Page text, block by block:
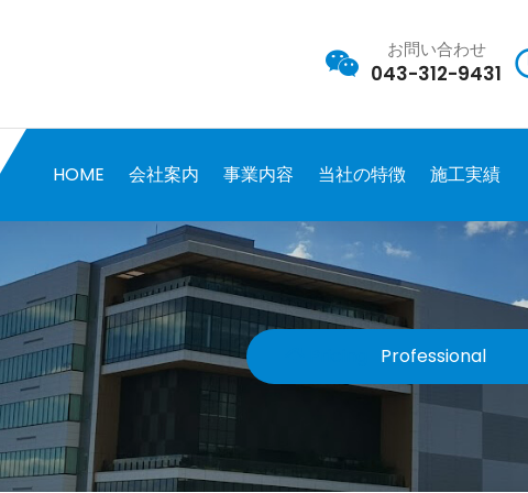
お問い合わせ
043-312-9431
HOME 会社案内 事業内容 当社の特徴 施工実績
Professional